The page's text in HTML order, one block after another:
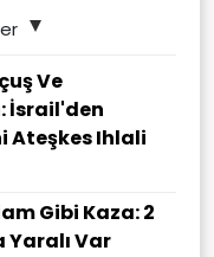
Ve
İsrail'den
Ateşkes Ihlali
Gibi Kaza: 2
Yaralı Var